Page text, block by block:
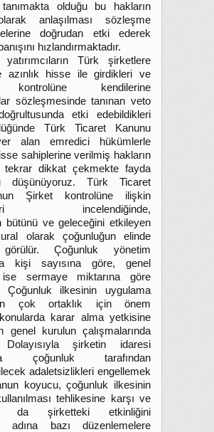
tanımakta olduğu bu hakların
anlaşılması sözleşme
doğrudan etki ederek
hızlandırmaktadır.
yatırımcıların Türk şirketlere
azınlık hisse ile girdikleri ve
kendilerine
sözleşmesinde tanınan veto
etki edebildikleri
Türk Ticaret Kanunu
alan emredici hükümlerle
sahiplerine verilmiş hakların
tekrar dikkat çekmekte fayda
düşünüyoruz. Türk Ticaret
Şirket kontrolüne ilişkin
incelendiğinde,
bütünü ve geleceğini etkileyen
olarak çoğunluğun elinde
Çoğunluk yönetim
kişi sayısına göre, genel
ise sermaye miktarına göre
Çoğunluk ilkesinin uygulama
çok ortaklık için önem
karar alma yetkisine
genel kurulun çalışmalarında
Dolayısıyla şirketin idaresi
çoğunluk tarafından
adaletsizlikleri engellemek
koyucu, çoğunluk ilkesinin
tehlikesine karşı ve
da şirketteki etkinliğini
adına bazı düzenlemelere